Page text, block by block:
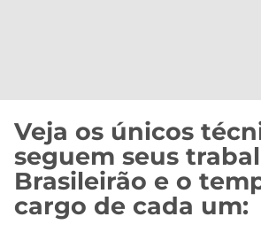
ATLÉTICO
MG
CRUZEIRO
Veja os únicos
seguem seus
Brasileirão e o
cargo de cada um: